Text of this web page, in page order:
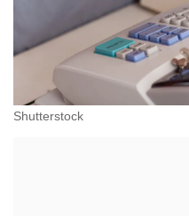
Shutterstock